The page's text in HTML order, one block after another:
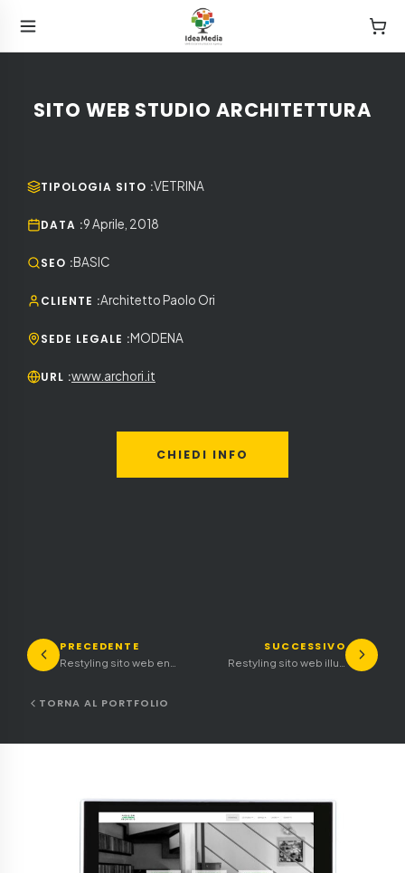
SITO WEB STUDIO ARCHITETTURA
TIPOLOGIA SITO :VETRINA
DATA :9 Aprile, 2018
SEO :BASIC
CLIENTE :Architetto Paolo Ori
SEDE LEGALE :MODENA
URL :www.archori.it
CHIEDI INFO
PRECEDENTE
Restyling sito web energie alternative
SUCCESSIVO
Restyling sito web illuminazione a led
TORNA AL PORTFOLIO